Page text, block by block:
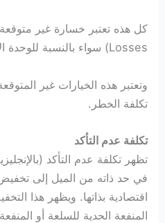
Losses) سواء بالنسبة للوحدة الاقتصادية أو العائلة أو الفرد.
وتعتبر هذه الخيارات غير
تكلفة الخطر.
تكلفة عدم التأكد
في حد ذاته من الميل إلى تخفيض
اقتصادية بذاتها. ويظهر هذا
المنفعة الحدية للسلعة أو